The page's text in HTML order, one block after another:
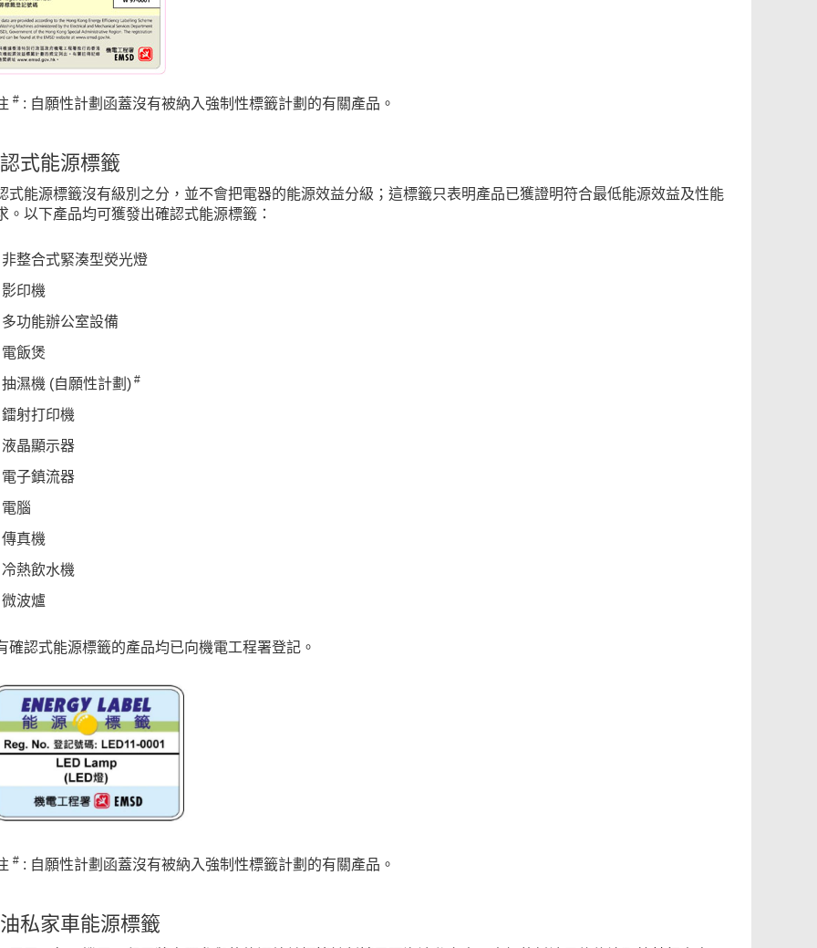
#: 自願性計劃函蓋沒有被納入強制性標籤計劃的有關產品。
式能源標籤
式能源標籤沒有級別之分，並不會把電器的能源效益分級；這標籤只表明產品已獲證明符合最低能源效益及性能
。以下產品均可獲發出確認式能源標籤：
非整合式緊湊型熒光燈
影印機
多功能辦公室設備
電飯煲
抽濕機 (自願性計劃)#
鐳射打印機
液晶顯示器
電子鎮流器
電腦
傳真機
冷熱飲水機
微波爐
確認式能源標籤的產品均已向機電工程署登記。
#: 自願性計劃函蓋沒有被納入強制性標籤計劃的有關產品。
私家車能源標籤